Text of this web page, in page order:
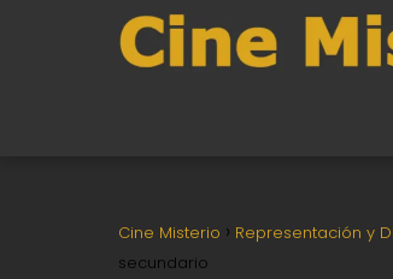
Cine Misterio Representación y
secundario